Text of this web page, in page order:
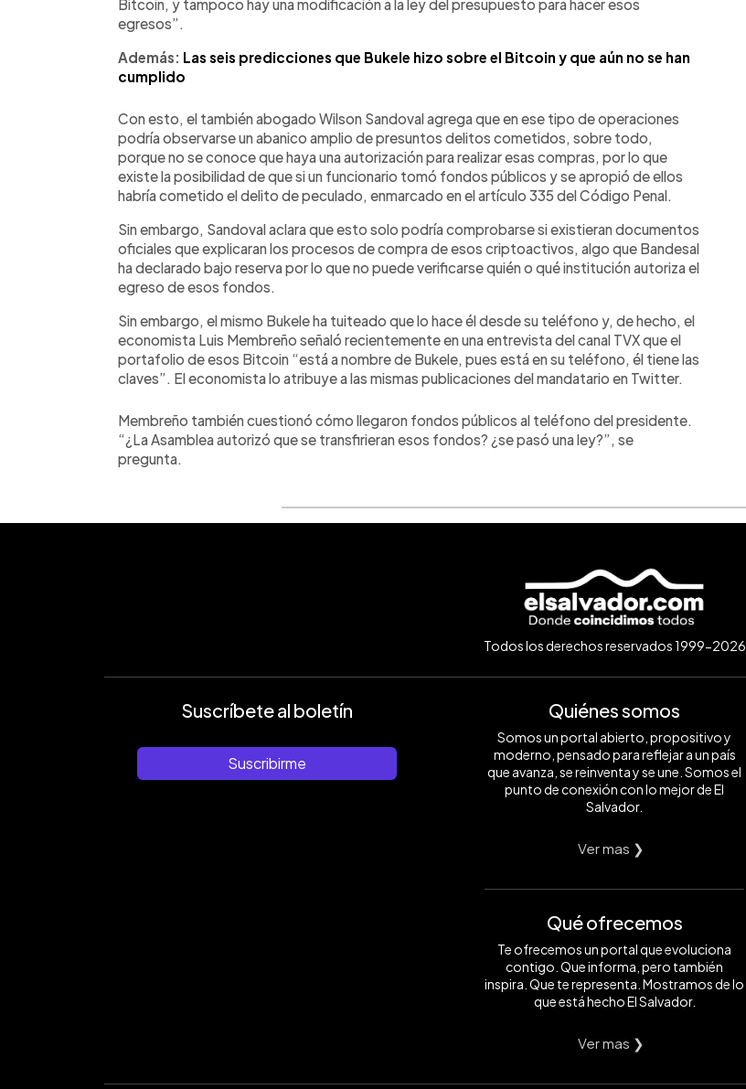
Bitcoin, y tampoco hay una modificación a la ley del presupuesto para hacer esos
egresos”.
Además: Las seis predicciones que Bukele hizo sobre el Bitcoin y que aún no se han
cumplido
Con esto, el también abogado Wilson Sandoval agrega que en ese tipo de operaciones
podría observarse un abanico amplio de presuntos delitos cometidos, sobre todo,
porque no se conoce que haya una autorización para realizar esas compras, por lo que
existe la posibilidad de que si un funcionario tomó fondos públicos y se apropió de ellos
habría cometido el delito de peculado, enmarcado en el artículo 335 del Código Penal.
Sin embargo, Sandoval aclara que esto solo podría comprobarse si existieran documentos
oficiales que explicaran los procesos de compra de esos criptoactivos, algo que Bandesal
ha declarado bajo reserva por lo que no puede verificarse quién o qué institución autoriza el
egreso de esos fondos.
Sin embargo, el mismo Bukele ha tuiteado que lo hace él desde su teléfono y, de hecho, el
economista Luis Membreño señaló recientemente en una entrevista del canal TVX que el
portafolio de esos Bitcoin “está a nombre de Bukele, pues está en su teléfono, él tiene las
claves”. El economista lo atribuye a las mismas publicaciones del mandatario en Twitter.
Membreño también cuestionó cómo llegaron fondos públicos al teléfono del presidente.
“¿La Asamblea autorizó que se transfirieran esos fondos? ¿se pasó una ley?”, se
pregunta.
Todos los derechos reservados 1999-2026
Suscríbete al boletín
Suscribirme
Quiénes somos
Somos un portal abierto, propositivo y
moderno, pensado para reflejar a un país
que avanza, se reinventa y se une. Somos el
punto de conexión con lo mejor de El
Salvador.
Ver mas ❯
Qué ofrecemos
Te ofrecemos un portal que evoluciona
contigo. Que informa, pero también
inspira. Que te representa. Mostramos de lo
que está hecho El Salvador.
Ver mas ❯